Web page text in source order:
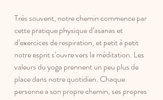
Très souvent, notre chemin commence par
cette pratique physique d’asanas et
d’exercices de respiration, et petit à petit
notre esprit s’ouvre vers la méditation. Les
valeurs du yoga prennent un peu plus de
place dans notre quotidien. Chaque
personne a son propre chemin, ses propres